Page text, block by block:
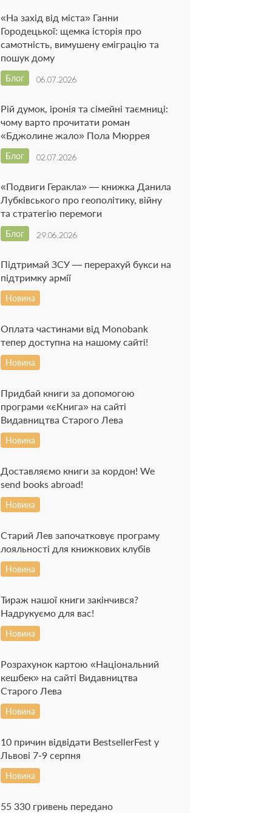
«На захід від міста» Ганни
Городецької: щемка історія про
самотність, вимушену еміграцію та
пошук дому
06.07.2026
Блог
Рій думок, іронія та сімейні таємниці:
чому варто прочитати роман
«Бджолине жало» Пола Мюррея
02.07.2026
Блог
«Подвиги Геракла» — книжка Данила
Лубківського про геополітику, війну
та стратегію перемоги
29.06.2026
Блог
Підтримай ЗСУ — перерахуй букси на
підтримку армії
Новина
Оплата частинами від Monobank
тепер доступна на нашому сайті!
Новина
Придбай книги за допомогою
програми «єКнига» на сайті
Видавництва Старого Лева
Новина
Доставляємо книги за кордон! We
send books abroad!
Новина
Старий Лев започатковує програму
лояльності для книжкових клубів
Новина
Тираж нашої книги закінчився?
Надрукуємо для вас!
Новина
Розрахунок картою «Національний
кешбек» на сайті Видавництва
Старого Лева
Новина
10 причин відвідати BestsellerFest у
Львові 7-9 серпня
Новина
55 330 гривень передано